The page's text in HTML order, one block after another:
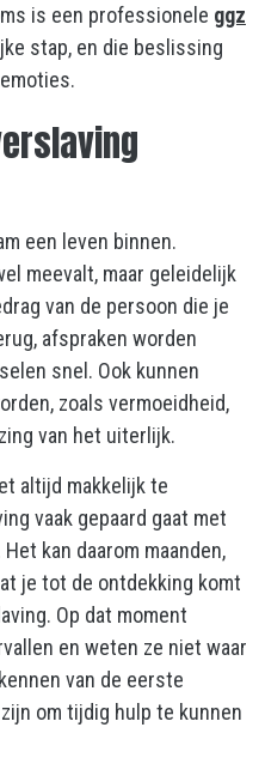
is een professionele ggz
stap, en die beslissing
een leven binnen.
meevalt, maar geleidelijk
van de persoon die je
afspraken worden
snel. Ook kunnen
zoals vermoeidheid,
van het uiterlijk.
altijd makkelijk te
vaak gepaard gaat met
kan daarom maanden,
je tot de ontdekking komt
Op dat moment
en weten ze niet waar
van de eerste
om tijdig hulp te kunnen